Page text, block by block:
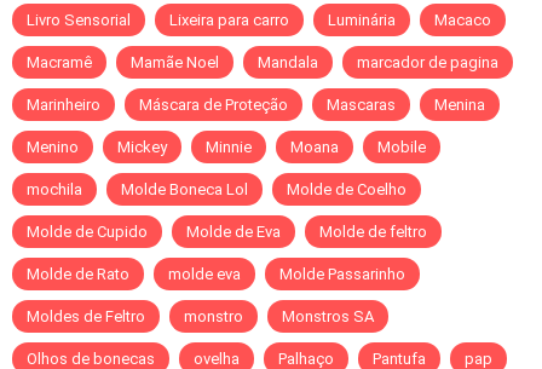
Livro Sensorial Lixeira para carro Luminária Macaco
Macramê Mamãe Noel Mandala marcador de pagina
Marinheiro Máscara de Proteção Mascaras Menina
Menino Mickey Minnie Moana Mobile
mochila Molde Boneca Lol Molde de Coelho
Molde de Cupido Molde de Eva Molde de feltro
Molde de Rato molde eva Molde Passarinho
Moldes de Feltro monstro Monstros SA
Olhos de bonecas ovelha Palhaço Pantufa pap